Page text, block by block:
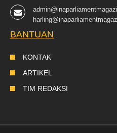
BANTUAN
KONTAK
ARTIKEL
TIM REDAKSI